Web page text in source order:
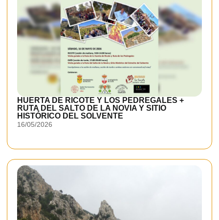
HUERTA DE RICOTE Y LOS PEDREGALES +
RUTA DEL SALTO DE LA NOVIA Y SITIO
HISTÓRICO DEL SOLVENTE
16/05/2026